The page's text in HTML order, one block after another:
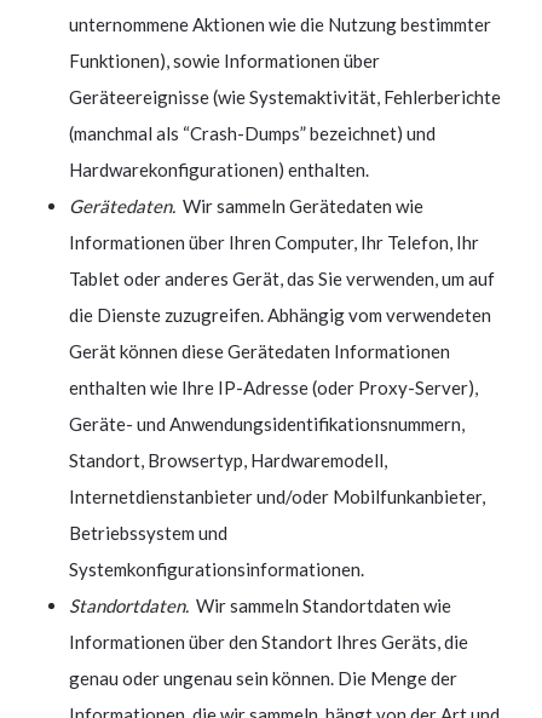
unternommene Aktionen wie die Nutzung bestimmter
Funktionen), sowie Informationen über
Geräteereignisse (wie Systemaktivität, Fehlerberichte
(manchmal als “Crash-Dumps” bezeichnet) und
Hardwarekonfigurationen) enthalten.
Gerätedaten. Wir sammeln Gerätedaten wie
Informationen über Ihren Computer, Ihr Telefon, Ihr
Tablet oder anderes Gerät, das Sie verwenden, um auf
die Dienste zuzugreifen. Abhängig vom verwendeten
Gerät können diese Gerätedaten Informationen
enthalten wie Ihre IP-Adresse (oder Proxy-Server),
Geräte- und Anwendungsidentifikationsnummern,
Standort, Browsertyp, Hardwaremodell,
Internetdienstanbieter und/oder Mobilfunkanbieter,
Betriebssystem und
Systemkonfigurationsinformationen.
Standortdaten. Wir sammeln Standortdaten wie
Informationen über den Standort Ihres Geräts, die
genau oder ungenau sein können. Die Menge der